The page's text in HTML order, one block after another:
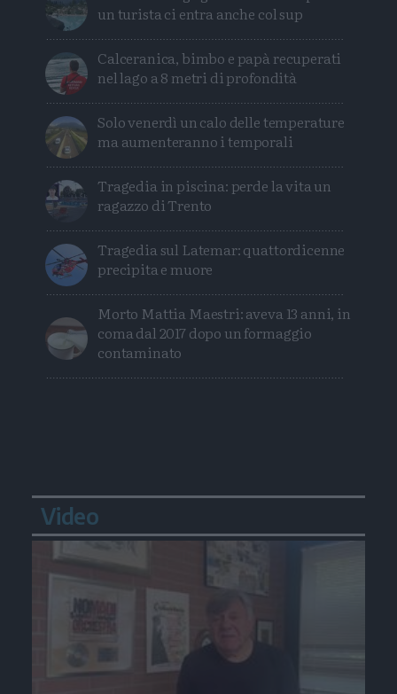
un turista ci entra anche col sup
Calceranica, bimbo e papà recuperati
nel lago a 8 metri di profondità
Solo venerdì un calo delle temperature
ma aumenteranno i temporali
Tragedia in piscina: perde la vita un
ragazzo di Trento
Tragedia sul Latemar: quattordicenne
precipita e muore
Morto Mattia Maestri: aveva 13 anni, in
coma dal 2017 dopo un formaggio
contaminato
Video